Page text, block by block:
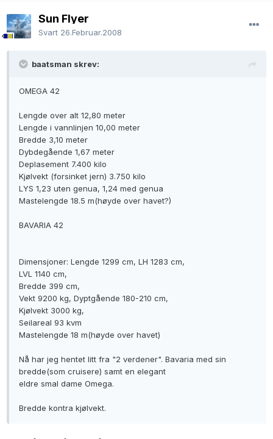
Sun Flyer
Svart 26.Februar.2008
baatsman skrev:
OMEGA 42
Lengde over alt 12,80 meter
Lengde i vannlinjen 10,00 meter
Bredde 3,10 meter
Dybdegående 1,67 meter
Deplasement 7.400 kilo
Kjølvekt (forsinket jern) 3.750 kilo
LYS 1,23 uten genua, 1,24 med genua
Mastelengde 18.5 m(høyde over havet?)
BAVARIA 42
Dimensjoner: Lengde 1299 cm, LH 1283 cm,
LVL 1140 cm,
Bredde 399 cm,
Vekt 9200 kg, Dyptgående 180-210 cm,
Kjølvekt 3000 kg,
Seilareal 93 kvm
Mastelengde 18 m(høyde over havet)
Nå har jeg hentet litt fra "2 verdener". Bavaria med sin
bredde(som cruisere) samt en elegant
eldre smal dame Omega.
Bredde kontra kjølvekt.